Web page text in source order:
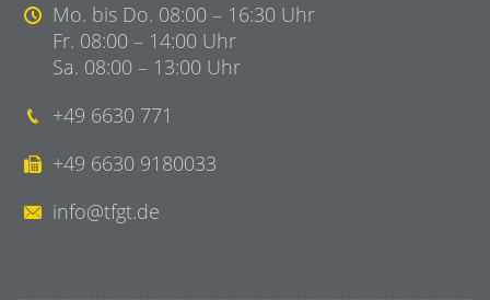
Mo. bis Do. 08:00 – 16:30 Uhr
Fr. 08:00 – 14:00 Uhr
Sa. 08:00 – 13:00 Uhr
+49 6630 771
+49 6630 9180033
info@tfgt.de